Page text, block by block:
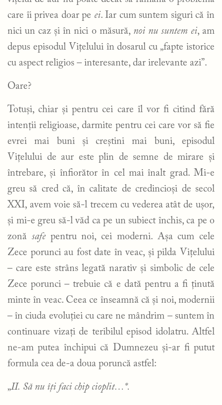
care îi privea doar pe ei. Iar cum suntem siguri că în
nici un caz și în nici o măsură, noi nu suntem ei, am
depus episodul Vițelului în dosarul cu „fapte istorice
cu aspect religios – interesante, dar irelevante azi”.
Oare?
Totuși, chiar și pentru cei care îl vor fi citind fără
intenții religioase, darmite pentru cei care vor să fie
evrei mai buni și creștini mai buni, episodul
Vițelului de aur este plin de semne de mirare și
întrebare, și înfiorător în cel mai înalt grad. Mi-e
greu să cred că, în calitate de credincioși de secol
XXI, avem voie să-l trecem cu vederea atât de ușor,
și mi-e greu să-l văd ca pe un subiect închis, ca pe o
zonă safepentru noi, cei moderni. Așa cum cele
Zece porunci au fost date în veac, și pilda Vițelului
– care este strâns legată narativ și simbolic de cele
Zece porunci – trebuie că e dată pentru a fi ținută
minte în veac. Ceea ce înseamnă că și noi, modernii
– în ciuda evoluției cu care ne mândrim – suntem în
continuare vizați de teribilul episod idolatru. Altfel
ne-am putea închipui că Dumnezeu și-ar fi putut
formula cea de-a doua poruncă astfel:
„II. Să nu îți faci chip cioplit… *.